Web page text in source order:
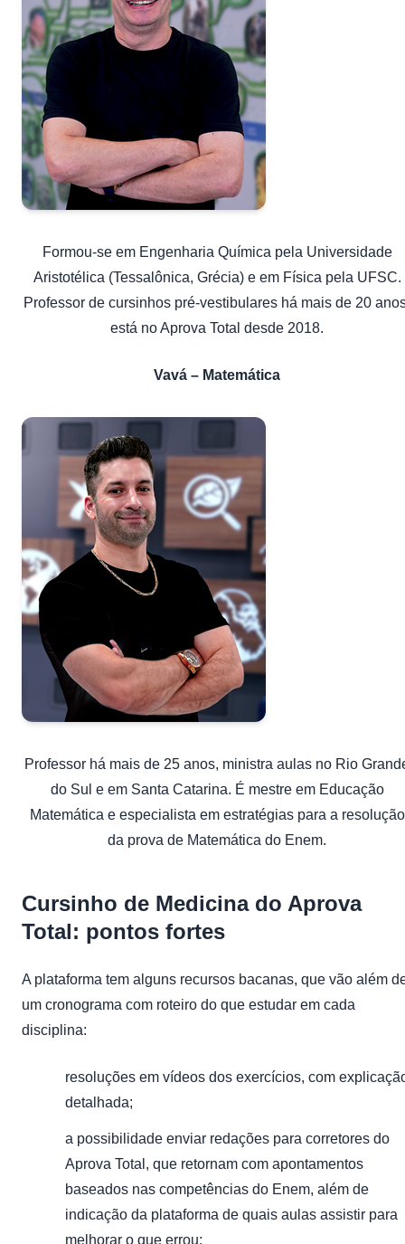
Formou-se em Engenharia Química pela Universidade
Aristotélica (Tessalônica, Grécia) e em Física pela UFSC.
Professor de cursinhos pré-vestibulares há mais de 20
está no Aprova Total desde 2018.
Vavá – Matemática
Professor há mais de 25 anos, ministra aulas no Rio
do Sul e em Santa Catarina. É mestre em Educação
Matemática e especialista em estratégias para a resolução
da prova de Matemática do Enem.
Cursinho de Medicina do Aprova
Total: pontos fortes
A plataforma tem alguns recursos bacanas, que vão além
um cronograma com roteiro do que estudar em cada
disciplina:
resoluções em vídeos dos exercícios, com
detalhada;
a possibilidade enviar redações para corretores do
Aprova Total, que retornam com apontamentos
baseados nas competências do Enem, além de
indicação da plataforma de quais aulas assistir para
melhorar o que errou;